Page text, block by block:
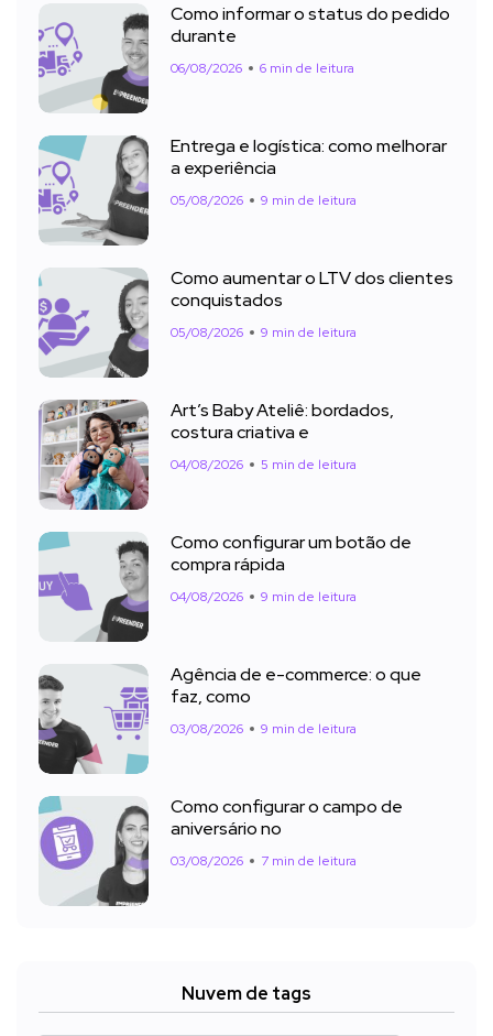
Como informar o status do pedido
durante
06/08/2026 6 min de leitura
Entrega e logística: como melhorar
a experiência
05/08/2026 9 min de leitura
Como aumentar o LTV dos clientes
conquistados
05/08/2026 9 min de leitura
Art’s Baby Ateliê: bordados,
costura criativa e
04/08/2026 5 min de leitura
Como configurar um botão de
compra rápida
04/08/2026 9 min de leitura
Agência de e-commerce: o que
faz, como
03/08/2026 9 min de leitura
Como configurar o campo de
aniversário no
03/08/2026 7 min de leitura
Nuvem de tags